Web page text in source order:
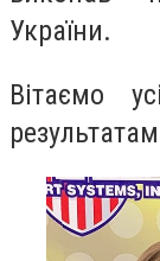
України.
Вітаємо